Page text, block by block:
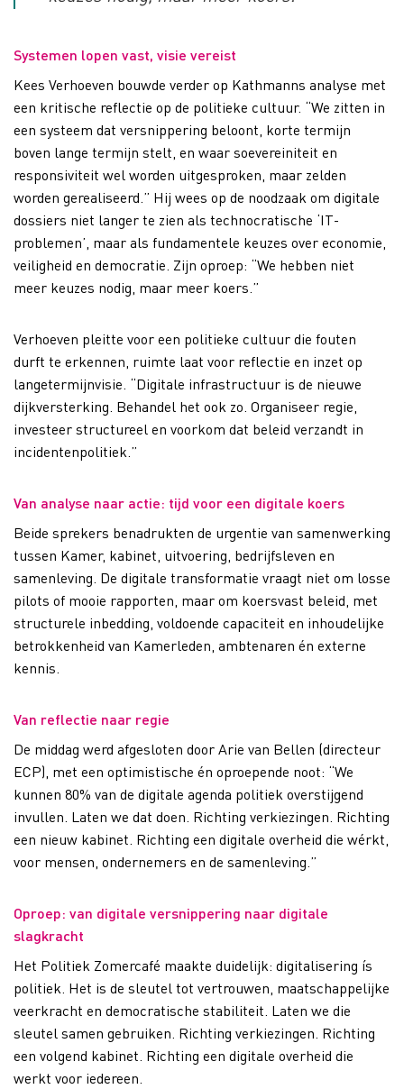
Systemen lopen vast, visie vereist
Kees Verhoeven bouwde verder op Kathmanns analyse met
een kritische reflectie op de politieke cultuur. “We zitten in
een systeem dat versnippering beloont, korte termijn
boven lange termijn stelt, en waar soevereiniteit en
responsiviteit wel worden uitgesproken, maar zelden
worden gerealiseerd.” Hij wees op de noodzaak om digitale
dossiers niet langer te zien als technocratische ‘IT-
problemen’, maar als fundamentele keuzes over economie,
veiligheid en democratie. Zijn oproep: “We hebben niet
meer keuzes nodig, maar meer koers.”
Verhoeven pleitte voor een politieke cultuur die fouten
durft te erkennen, ruimte laat voor reflectie en inzet op
langetermijnvisie. “Digitale infrastructuur is de nieuwe
dijkversterking. Behandel het ook zo. Organiseer regie,
investeer structureel en voorkom dat beleid verzandt in
incidentenpolitiek.”
Van analyse naar actie: tijd voor een digitale koers
Beide sprekers benadrukten de urgentie van samenwerking
tussen Kamer, kabinet, uitvoering, bedrijfsleven en
samenleving. De digitale transformatie vraagt niet om losse
pilots of mooie rapporten, maar om koersvast beleid, met
structurele inbedding, voldoende capaciteit en inhoudelijke
betrokkenheid van Kamerleden, ambtenaren én externe
kennis.
Van reflectie naar regie
De middag werd afgesloten door Arie van Bellen (directeur
ECP), met een optimistische én oproepende noot: “We
kunnen 80% van de digitale agenda politiek overstijgend
invullen. Laten we dat doen. Richting verkiezingen. Richting
een nieuw kabinet. Richting een digitale overheid die wérkt,
voor mensen, ondernemers en de samenleving.”
Oproep: van digitale versnippering naar digitale
slagkracht
Het Politiek Zomercafé maakte duidelijk: digitalisering ís
politiek. Het is de sleutel tot vertrouwen, maatschappelijke
veerkracht en democratische stabiliteit. Laten we die
sleutel samen gebruiken. Richting verkiezingen. Richting
een volgend kabinet. Richting een digitale overheid die
werkt voor iedereen.